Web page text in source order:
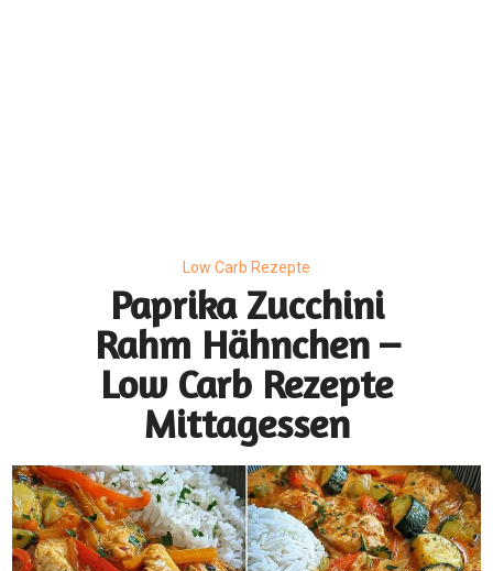
Low Carb Rezepte
Paprika Zucchini
Rahm Hähnchen –
Low Carb Rezepte
Mittagessen